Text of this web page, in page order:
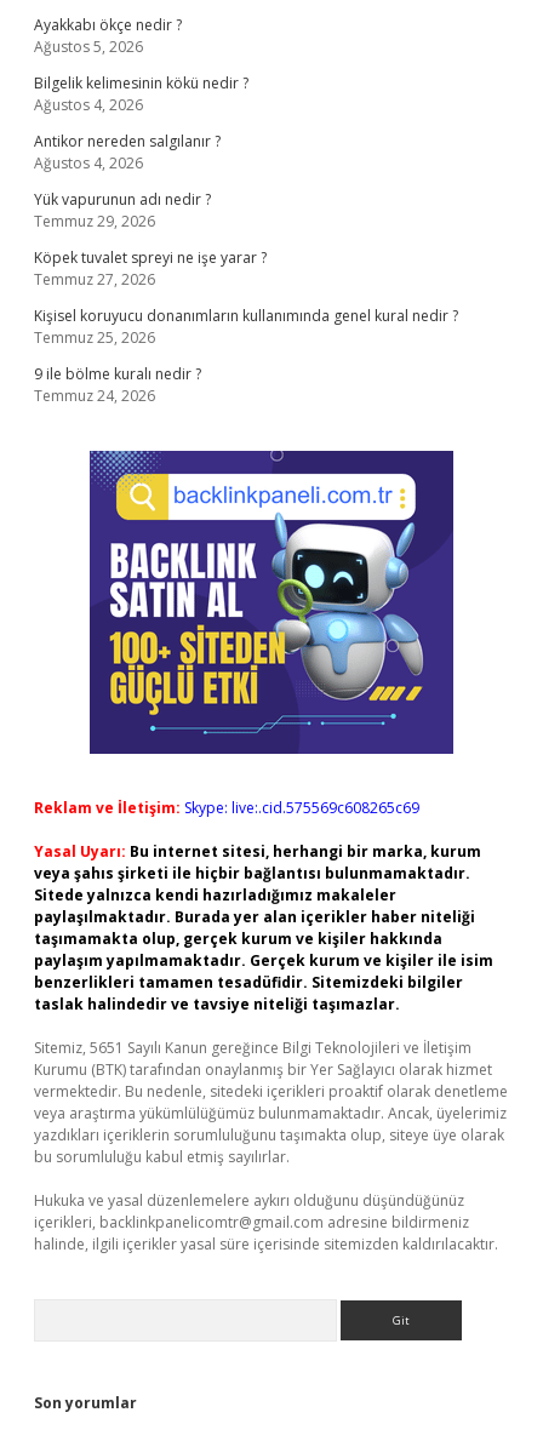
Ayakkabı ökçe nedir ?
Ağustos 5, 2026
Bilgelik kelimesinin kökü nedir ?
Ağustos 4, 2026
Antikor nereden salgılanır ?
Ağustos 4, 2026
Yük vapurunun adı nedir ?
Temmuz 29, 2026
Köpek tuvalet spreyi ne işe yarar ?
Temmuz 27, 2026
Kişisel koruyucu donanımların kullanımında genel kural nedir ?
Temmuz 25, 2026
9 ile bölme kuralı nedir ?
Temmuz 24, 2026
Reklam ve İletişim: Skype: live:.cid.575569c608265c69
Yasal Uyarı: Bu internet sitesi, herhangi bir marka, kurum
veya şahıs şirketi ile hiçbir bağlantısı bulunmamaktadır.
Sitede yalnızca kendi hazırladığımız makaleler
paylaşılmaktadır. Burada yer alan içerikler haber niteliği
taşımamakta olup, gerçek kurum ve kişiler hakkında
paylaşım yapılmamaktadır. Gerçek kurum ve kişiler ile isim
benzerlikleri tamamen tesadüfidir. Sitemizdeki bilgiler
taslak halindedir ve tavsiye niteliği taşımazlar.
Sitemiz, 5651 Sayılı Kanun gereğince Bilgi Teknolojileri ve İletişim
Kurumu (BTK) tarafından onaylanmış bir Yer Sağlayıcı olarak hizmet
vermektedir. Bu nedenle, sitedeki içerikleri proaktif olarak denetleme
veya araştırma yükümlülüğümüz bulunmamaktadır. Ancak, üyelerimiz
yazdıkları içeriklerin sorumluluğunu taşımakta olup, siteye üye olarak
bu sorumluluğu kabul etmiş sayılırlar.
Hukuka ve yasal düzenlemelere aykırı olduğunu düşündüğünüz
içerikleri, backlinkpanelicomtr@gmail.com adresine bildirmeniz
halinde, ilgili içerikler yasal süre içerisinde sitemizden kaldırılacaktır.
Son yorumlar